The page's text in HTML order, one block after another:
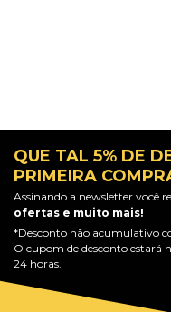
QUE TAL 5% DE
PRIMEIRA
Assinando a newsletter você
ofertas e muito mais!
*Desconto não acumulativo
O cupom de desconto estará
24 horas.